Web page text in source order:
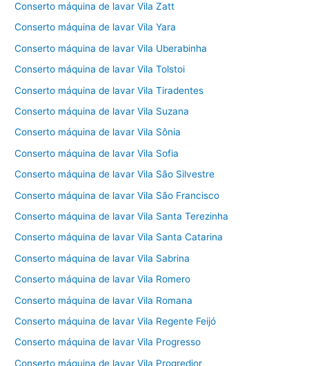
Conserto máquina de lavar Vila Zatt
Conserto máquina de lavar Vila Yara
Conserto máquina de lavar Vila Uberabinha
Conserto máquina de lavar Vila Tolstoi
Conserto máquina de lavar Vila Tiradentes
Conserto máquina de lavar Vila Suzana
Conserto máquina de lavar Vila Sônia
Conserto máquina de lavar Vila Sofia
Conserto máquina de lavar Vila São Silvestre
Conserto máquina de lavar Vila São Francisco
Conserto máquina de lavar Vila Santa Terezinha
Conserto máquina de lavar Vila Santa Catarina
Conserto máquina de lavar Vila Sabrina
Conserto máquina de lavar Vila Romero
Conserto máquina de lavar Vila Romana
Conserto máquina de lavar Vila Regente Feijó
Conserto máquina de lavar Vila Progresso
Conserto máquina de lavar Vila Progredior